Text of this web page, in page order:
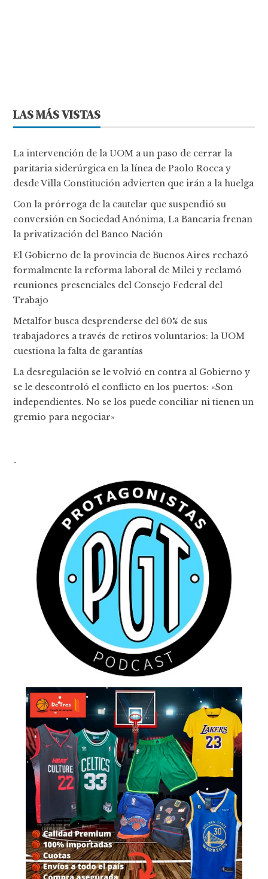
LAS MÁS VISTAS
La intervención de la UOM a un paso de cerrar la
paritaria siderúrgica en la línea de Paolo Rocca y
desde Villa Constitución advierten que irán a la huelga
Con la prórroga de la cautelar que suspendió su
conversión en Sociedad Anónima, La Bancaria frenan
la privatización del Banco Nación
El Gobierno de la provincia de Buenos Aires rechazó
formalmente la reforma laboral de Milei y reclamó
reuniones presenciales del Consejo Federal del
Trabajo
Metalfor busca desprenderse del 60% de sus
trabajadores a través de retiros voluntarios: la UOM
cuestiona la falta de garantías
La desregulación se le volvió en contra al Gobierno y
se le descontroló el conflicto en los puertos: «Son
independientes. No se los puede conciliar ni tienen un
gremio para negociar»
-